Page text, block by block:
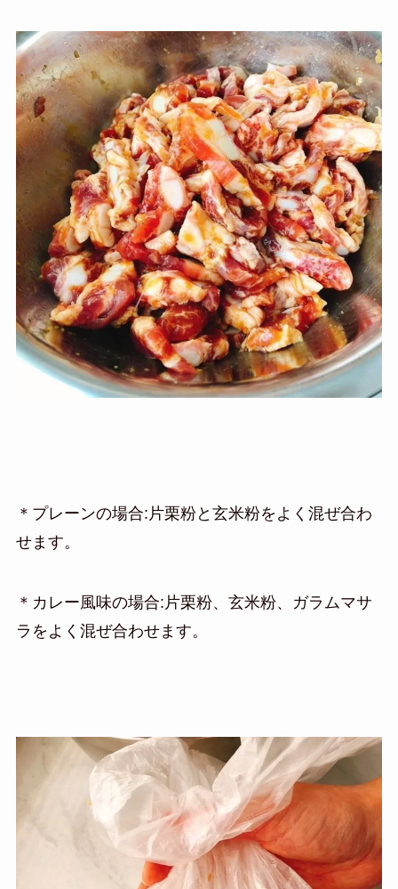
＊プレーンの場合:片栗粉と玄米粉をよく混ぜ合わ
せます。
＊カレー風味の場合:片栗粉、玄米粉、ガラムマサ
ラをよく混ぜ合わせます。